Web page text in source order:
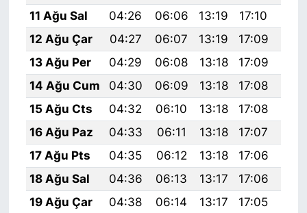
11 Ağu Sal
04:26 06:06 13:19 17:10
12 Ağu Çar
04:27 06:07 13:19 17:09
13 Ağu Per
04:29 06:08 13:18 17:09
14 Ağu Cum
04:30 06:09 13:18 17:08
15 Ağu Cts
04:32 06:10 13:18 17:08
16 Ağu Paz
04:33 06:11 13:18 17:07
17 Ağu Pts
04:35 06:12 13:18 17:06
18 Ağu Sal
04:36 06:13 13:17 17:06
19 Ağu Çar
04:38 06:14 13:17 17:05